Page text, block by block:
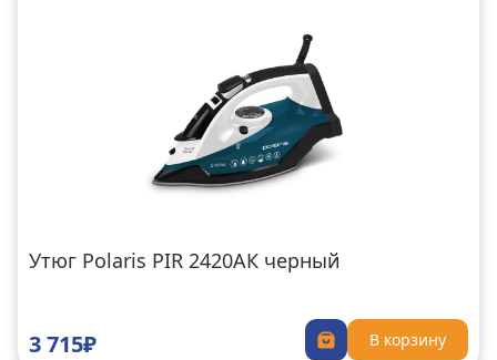
Утюг Polaris PIR 2420АК черный
3 715₽ В корзину